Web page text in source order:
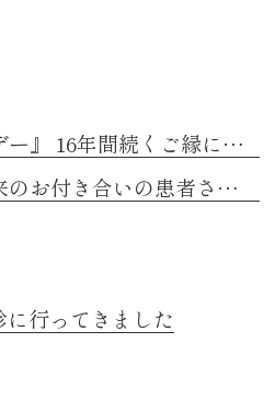
6月4日は『虫歯予防デー』 16年間続くご縁に感謝
静岡より来院、30年来のお付き合いの患者さまのお話し 2
行ってきました